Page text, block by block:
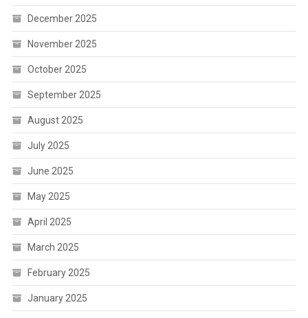
December 2025
November 2025
October 2025
September 2025
August 2025
July 2025
June 2025
May 2025
April 2025
March 2025
February 2025
January 2025